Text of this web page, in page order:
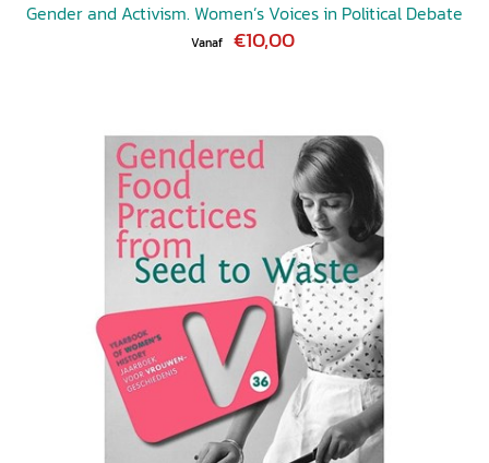
Gender and Activism. Women’s Voices in Political Debate
Vanaf €10,00